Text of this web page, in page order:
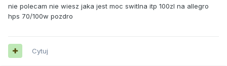
nie polecam nie wiesz jaka jest moc switlna itp 100zl na allegro
hps 70/100w pozdro
Cytuj